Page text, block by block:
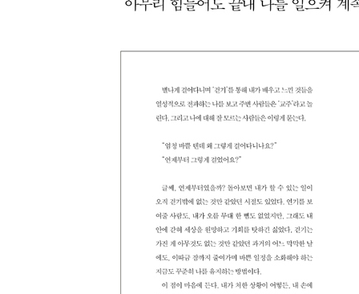
왜? 왜? 왜! 수많은 ‘왜’들과 대화하다 · 111
신데렐라의 비밀
직장인처럼 운동선수처럼 · 117
먹다 걷다 웃다
먹방의 시작은 일상 · 123